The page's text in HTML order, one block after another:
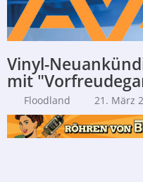
Vinyl-
mit
Floodland 21. März